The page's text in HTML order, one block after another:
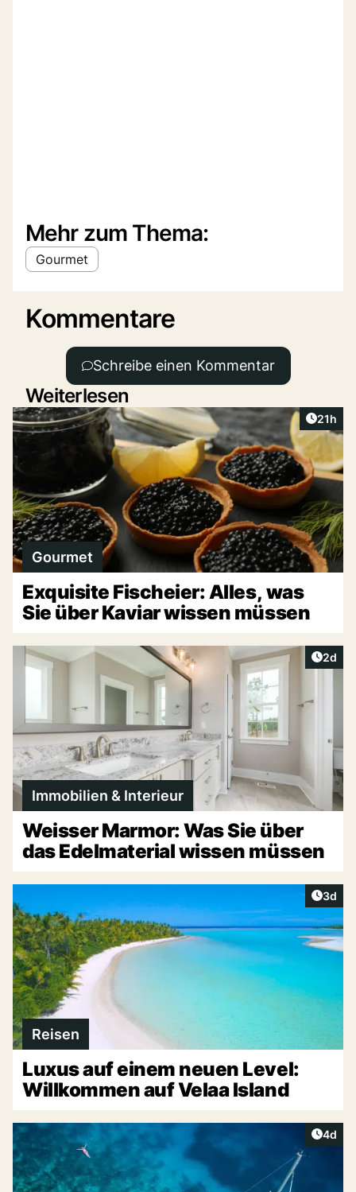
Mehr zum Thema:
Gourmet
Kommentare
Schreibe einen Kommentar
Weiterlesen
Artikel
21h
Gourmet
Exquisite Fischeier: Alles, was
Sie über Kaviar wissen müssen
2d
Immobilien & Interieur
Weisser Marmor: Was Sie über
das Edelmaterial wissen müssen
3d
Reisen
Luxus auf einem neuen Level:
Willkommen auf Velaa Island
4d